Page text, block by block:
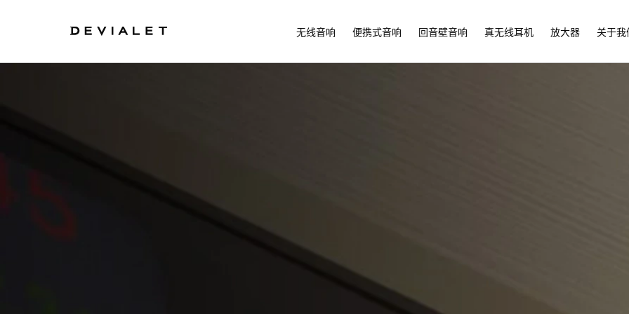
无线音响 便携式音响 回音壁音响 真无线耳机 放大器 关于我